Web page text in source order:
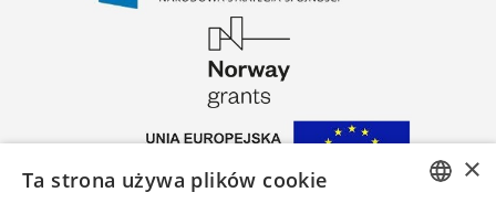
×
Ta strona używa plików cookie